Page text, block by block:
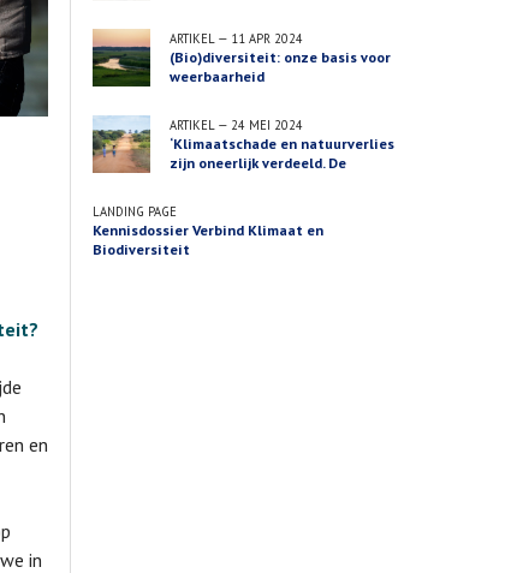
en
in
ARTIKEL — 11 APR 2024
(Bio)diversiteit: onze basis voor
weerbaarheid
ARTIKEL — 24 MEI 2024
‘Klimaatschade en natuurverlies
zijn oneerlijk verdeeld. De
LANDING PAGE
Kennisdossier Verbind Klimaat en
Biodiversiteit